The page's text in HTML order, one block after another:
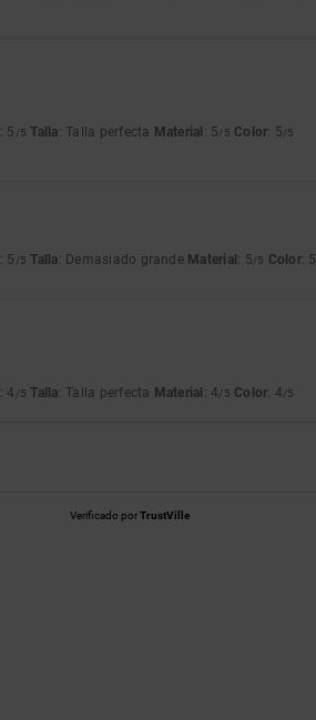
: 5 /5 Talla: Talla perfecta Material : 5/5 Color: 5/5
: 5 /5 Talla: Demasiado grande Material: 5/5 Color: 5
: 4 /5 Talla: Talla perfecta Material : 4/5 Color: 4/5
Verificado porTrustVille